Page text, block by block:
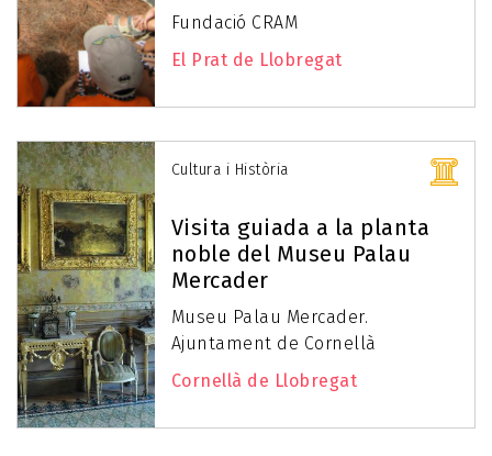
Fundació CRAM
El Prat de Llobregat
Cultura i Història
Visita guiada a la planta
noble del Museu Palau
Mercader
Museu Palau Mercader.
Ajuntament de Cornellà
Cornellà de Llobregat